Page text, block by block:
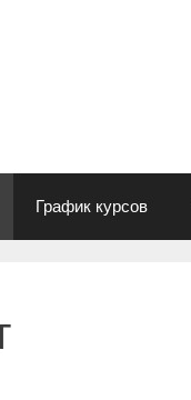
График курсов